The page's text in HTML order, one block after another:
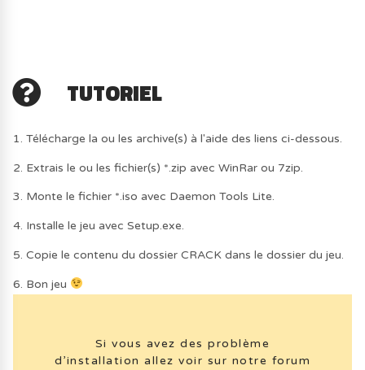
TUTORIEL
1. Télécharge la ou les archive(s) à l'aide des liens ci-dessous.
2. Extrais le ou les fichier(s) *.zip avec WinRar ou 7zip.
3. Monte le fichier *.iso avec Daemon Tools Lite.
4. Installe le jeu avec Setup.exe.
5. Copie le contenu du dossier CRACK dans le dossier du jeu.
6. Bon jeu
Si vous avez des problème
d’installation allez voir sur notre forum